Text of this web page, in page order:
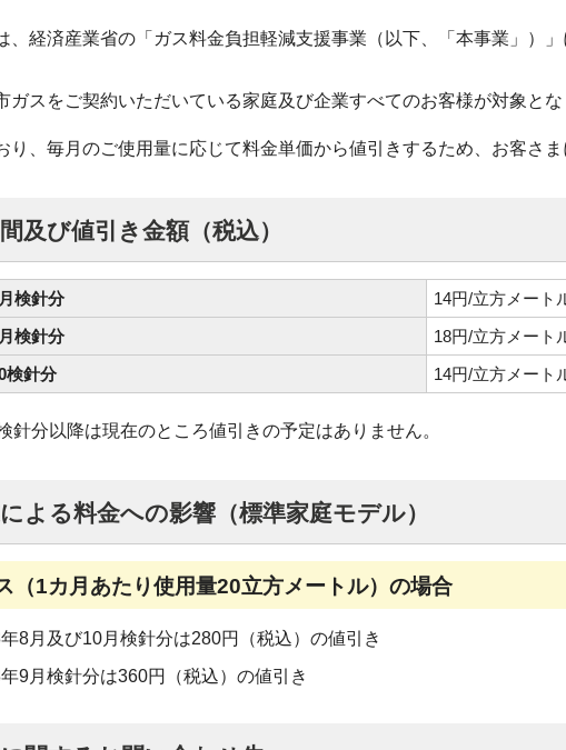
、経済産業省の「ガス料金負担軽減支援事業（以下、「本事業」）
ガスをご契約いただいている家庭及び企業すべてのお客様が対象と
り、毎月のご使用量に応じて料金単価から値引きするため、お客さ
及び値引き金額（税込）
検針分
14円/立方メート
検針分
18円/立方メート
検針分
14円/立方メート
針分以降は現在のところ値引きの予定はありません。
よる料金への影響（標準家庭モデル）
（1カ月あたり使用量20立方メートル）の場合
8月及び10月検針分は280円（税込）の値引き
9月検針分は360円（税込）の値引き